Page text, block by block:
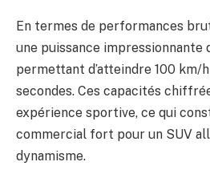
En termes de performances
une puissance impressionnante
permettant d’atteindre 100 km/
secondes. Ces capacités
expérience sportive, ce qui
commercial fort pour un SUV
dynamisme.